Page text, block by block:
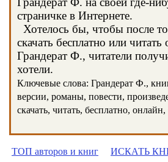
страничке в Интернете.
Хотелось бы, чтобы после
скачать бесплатно или
Грандерат Ф., читатели
хотели.
Ключевые слова: Грандерат Ф.,
версии, романы, повести,
скачать, читать, бесплатно,
ТОП авторов и книг ИСКАТЬ